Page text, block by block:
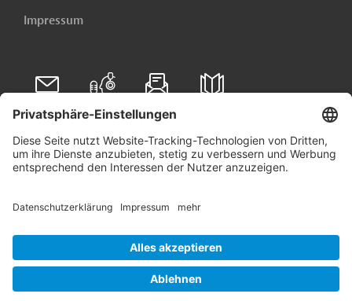
Impressum
Folgen Sie uns auf
Linkedin
© 2026 Germany Trade & Invest